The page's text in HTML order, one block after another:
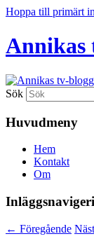
Hoppa till primärt
Annikas
Sök
Huvudmeny
Hem
Kontakt
Om
← Föregående